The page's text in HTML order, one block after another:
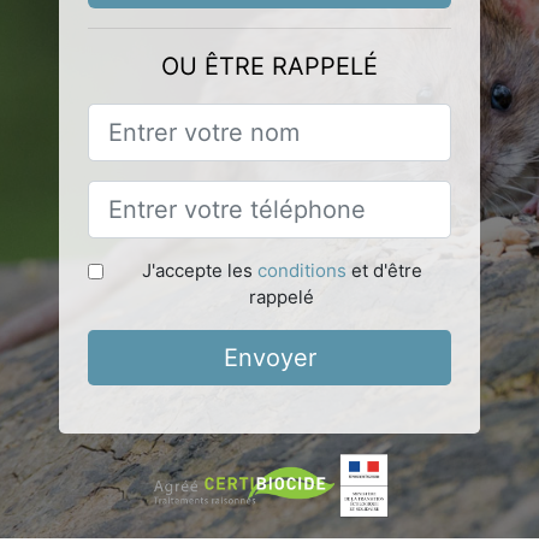
OU ÊTRE RAPPELÉ
J'accepte les conditions et d'être
rappelé
Envoyer